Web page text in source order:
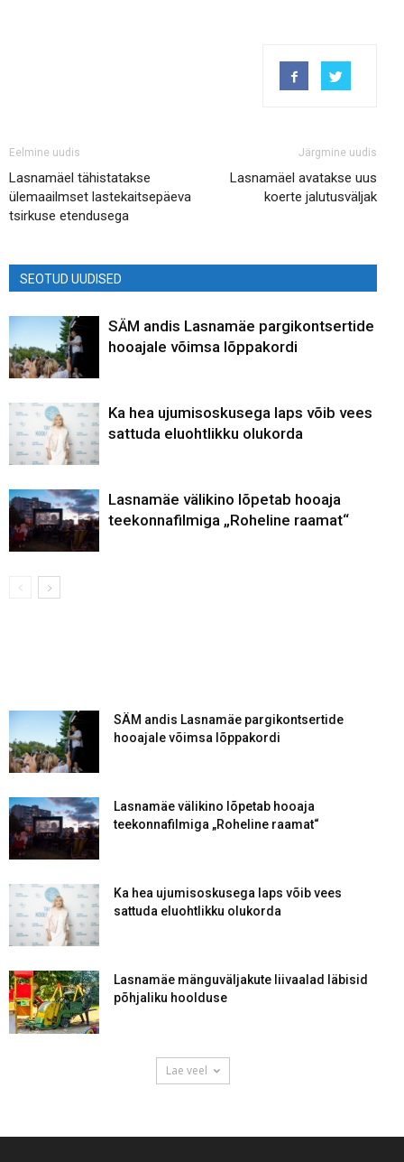
Eelmine uudis
Lasnamäel tähistatakse
ülemaailmset lastekaitsepäeva
tsirkuse etendusega
Järgmine uudis
Lasnamäel avatakse uus
koerte jalutusväljak
SEOTUD UUDISED
SÄM andis Lasnamäe pargikontsertide
hooajale võimsa lõppakordi
Ka hea ujumisoskusega laps võib vees
sattuda eluohtlikku olukorda
Lasnamäe välikino lõpetab hooaja
teekonnafilmiga „Roheline raamat“
SÄM andis Lasnamäe pargikontsertide
hooajale võimsa lõppakordi
Lasnamäe välikino lõpetab hooaja
teekonnafilmiga „Roheline raamat“
Ka hea ujumisoskusega laps võib vees
sattuda eluohtlikku olukorda
Lasnamäe mänguväljakute liivaalad läbisid
põhjaliku hoolduse
Lae veel